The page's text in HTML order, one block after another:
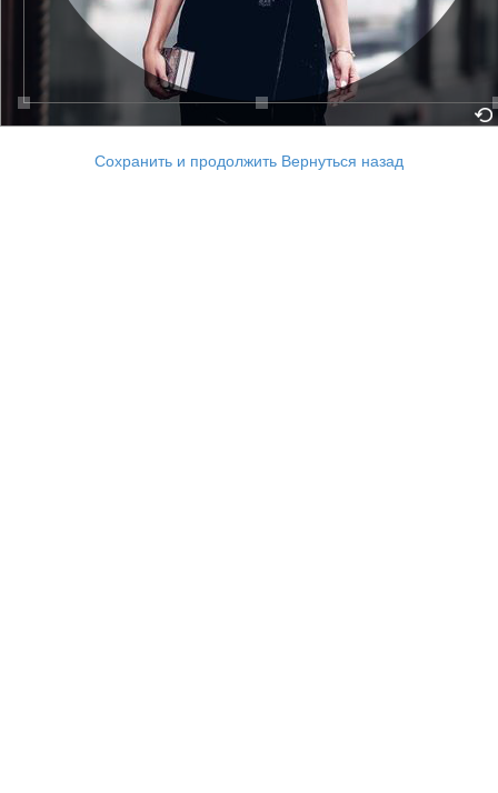
Сохранить и продолжить Вернуться назад